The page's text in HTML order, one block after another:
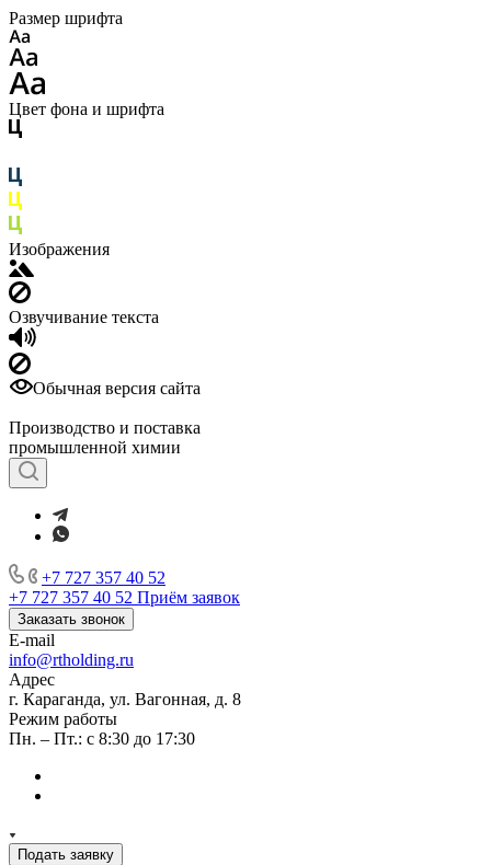
Размер шрифта
Цвет фона и шрифта
Изображения
Озвучивание текста
Обычная версия сайта
Производство и поставка
промышленной химии
+7 727 357 40 52
+7 727 357 40 52 Приём заявок
Заказать звонок
E-mail
info@rtholding.ru
Адрес
г. Караганда, ул. Вагонная, д. 8
Режим работы
Пн. – Пт.: с 8:30 до 17:30
Подать заявку